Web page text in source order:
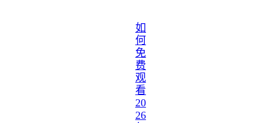
如
何
免
费
观
看
20
26